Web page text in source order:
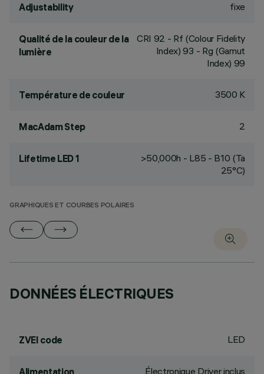
Adjustability fixe
Qualité de la couleur de la
lumière
CRI 92 - Rf (Colour Fidelity
Index) 93 - Rg (Gamut
Index) 99
Température de couleur 3500 K
MacAdam Step 2
Lifetime LED 1
>50,000h - L85 - B10 (Ta
25°C)
GRAPHIQUES ET COURBES POLAIRES
DONNÉES ÉLECTRIQUES
ZVEI code LED
Alimentation Électronique Driver inclus